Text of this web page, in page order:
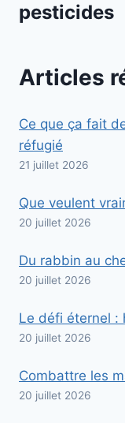
pesticides
Articles
Ce que ça fait
réfugié
21 juillet 2026
Que veulent
20 juillet 2026
Du rabbin au
20 juillet 2026
Le défi éternel :
20 juillet 2026
Combattre les
20 juillet 2026